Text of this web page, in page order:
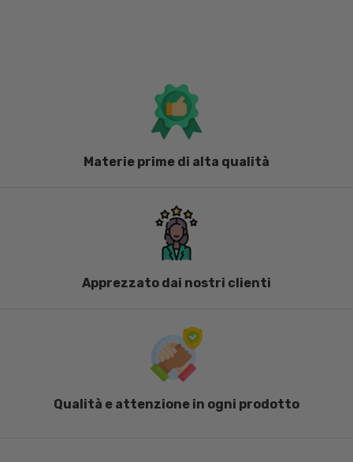
Materie prime di alta qualità
Apprezzato dai nostri clienti
Qualità e attenzione in ogni prodotto